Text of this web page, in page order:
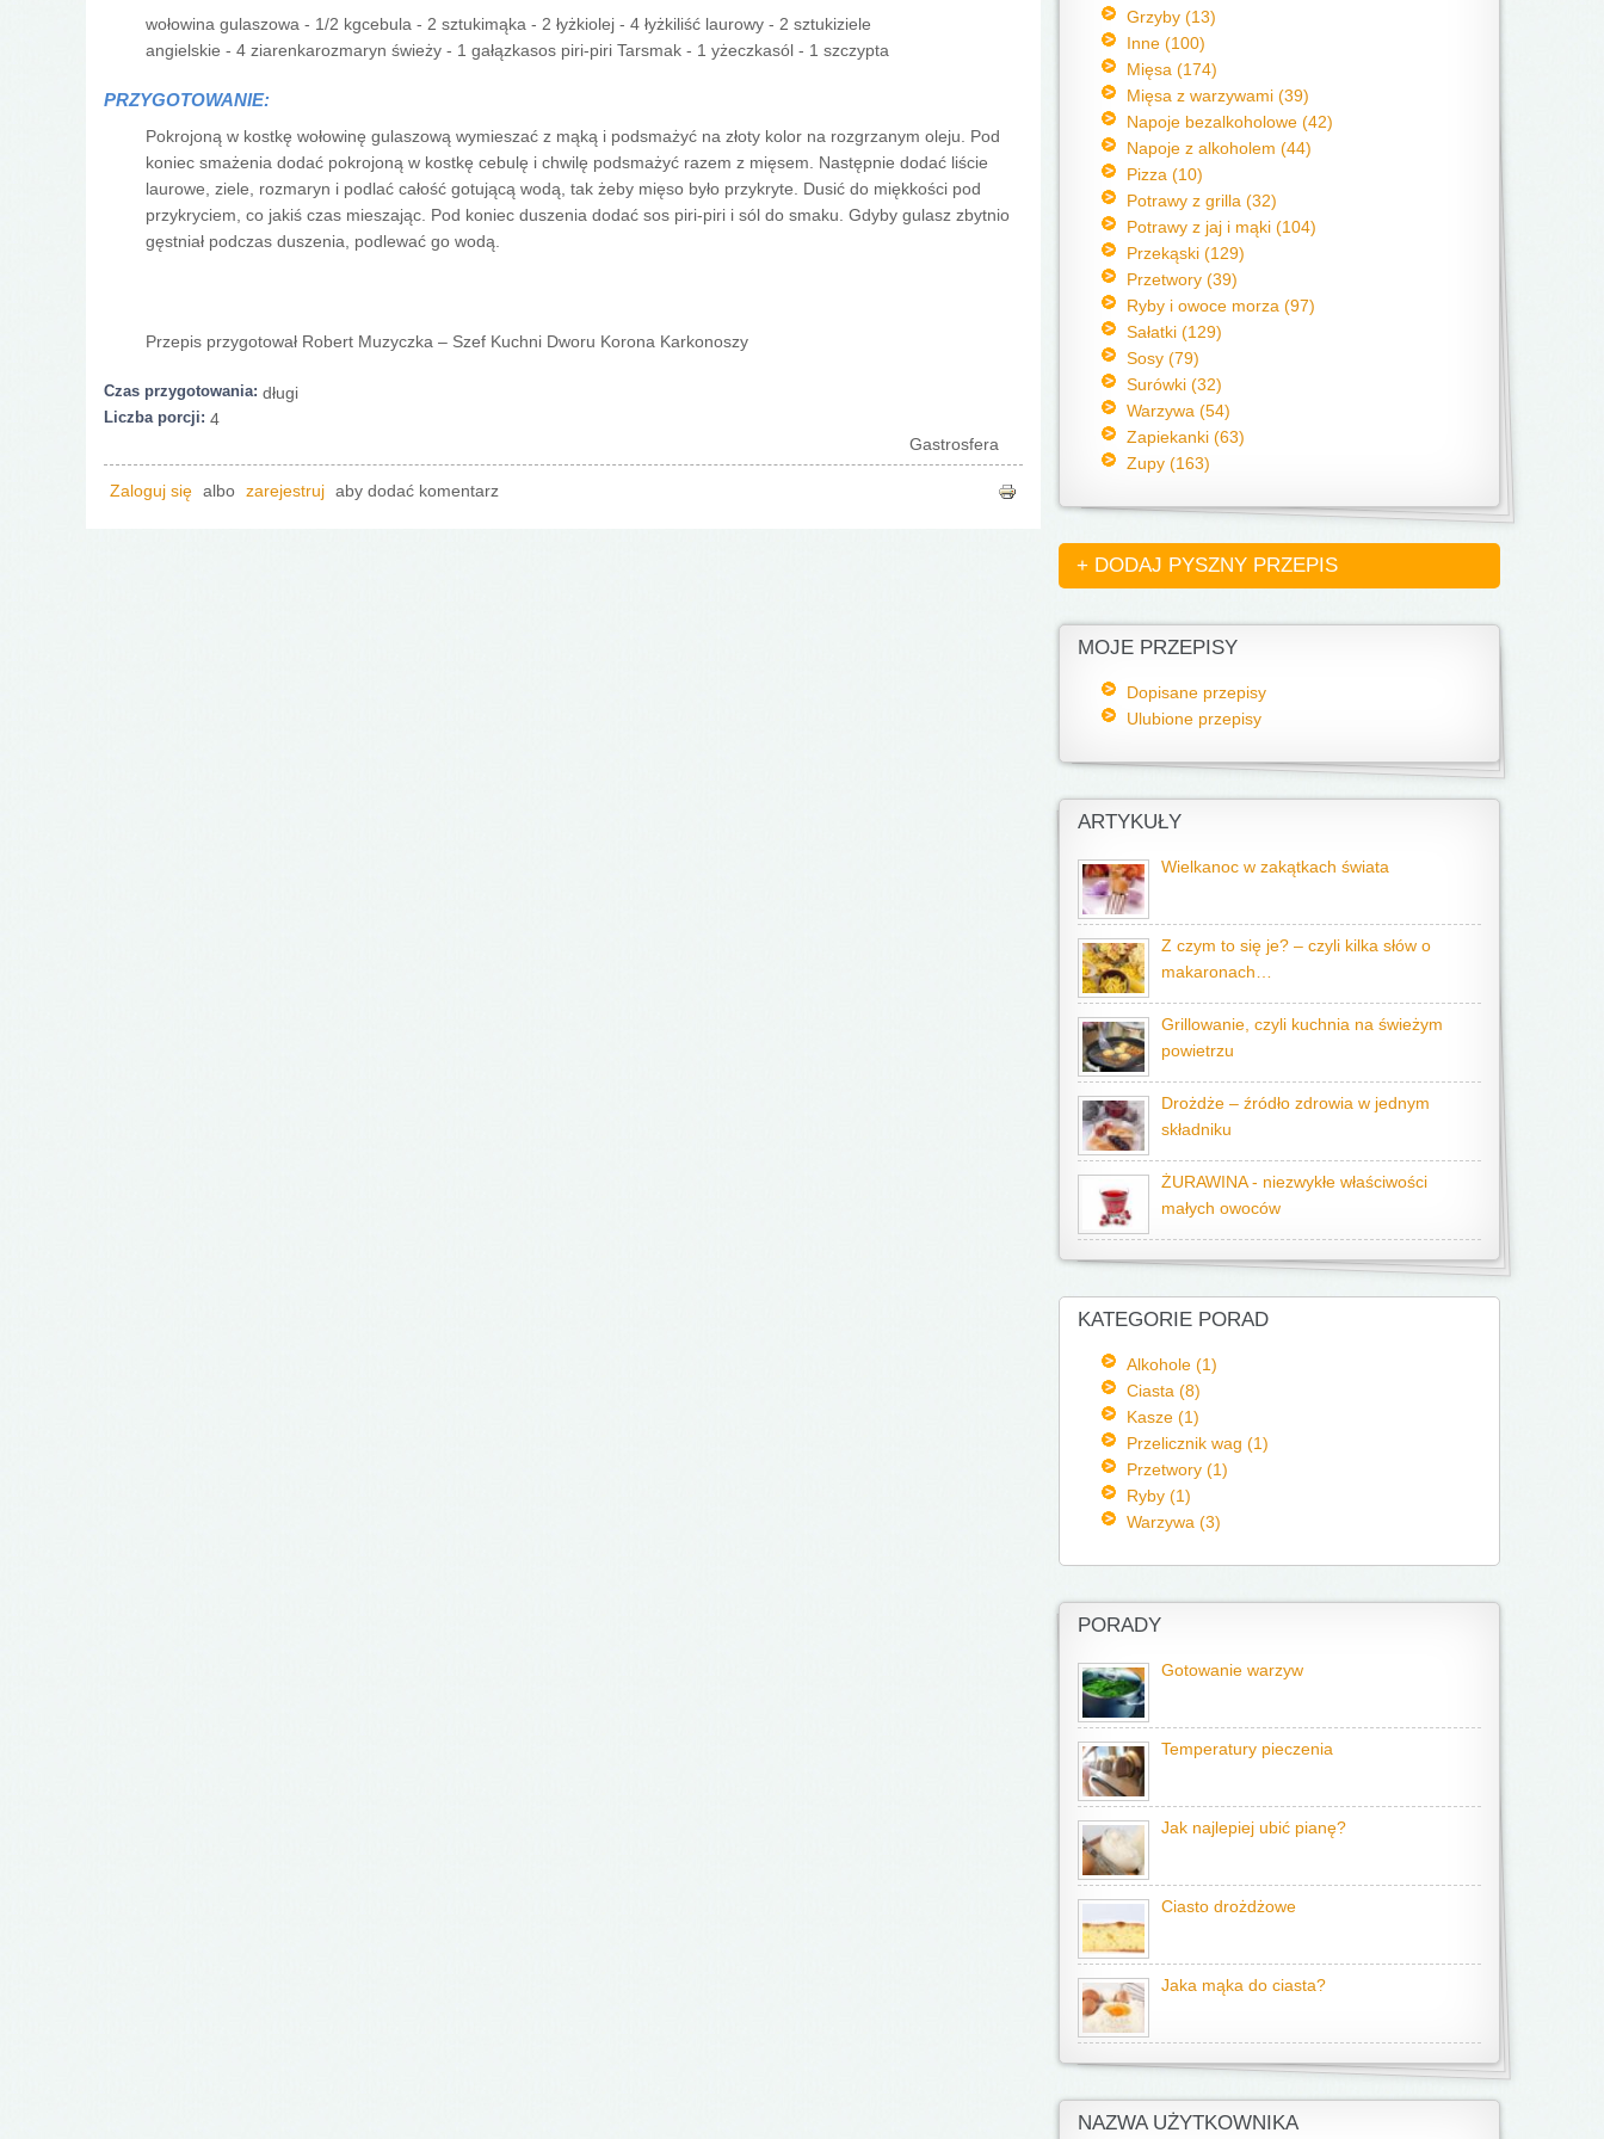
wołowina gulaszowa - 1/2 kgcebula - 2 sztukimąka - 2 łyżkiolej - 4 łyżkiliść laurowy - 2 sztukiziele
angielskie - 4 ziarenkarozmaryn świeży - 1 gałązkasos piri-piri Tarsmak - 1 yżeczkasól - 1 szczypta
PRZYGOTOWANIE:
Pokrojoną w kostkę wołowinę gulaszową wymieszać z mąką i podsmażyć na złoty kolor na rozgrzanym oleju. Pod
koniec smażenia dodać pokrojoną w kostkę cebulę i chwilę podsmażyć razem z mięsem. Następnie dodać liście
laurowe, ziele, rozmaryn i podlać całość gotującą wodą, tak żeby mięso było przykryte. Dusić do miękkości pod
przykryciem, co jakiś czas mieszając. Pod koniec duszenia dodać sos piri-piri i sól do smaku. Gdyby gulasz zbytnio
gęstniał podczas duszenia, podlewać go wodą.
Przepis przygotował Robert Muzyczka – Szef Kuchni Dworu Korona Karkonoszy
Czas przygotowania: długi
Liczba porcji: 4
Gastrosfera
Zaloguj się albo zarejestruj aby dodać komentarz
Grzyby (13)
Inne (100)
Mięsa (174)
Mięsa z warzywami (39)
Napoje bezalkoholowe (42)
Napoje z alkoholem (44)
Pizza (10)
Potrawy z grilla (32)
Potrawy z jaj i mąki (104)
Przekąski (129)
Przetwory (39)
Ryby i owoce morza (97)
Sałatki (129)
Sosy (79)
Surówki (32)
Warzywa (54)
Zapiekanki (63)
Zupy (163)
+ DODAJ PYSZNY PRZEPIS
MOJE PRZEPISY
Dopisane przepisy
Ulubione przepisy
ARTYKUŁY
Wielkanoc w zakątkach świata
Z czym to się je? – czyli kilka słów o
makaronach…
Grillowanie, czyli kuchnia na świeżym
powietrzu
Drożdże – źródło zdrowia w jednym
składniku
ŻURAWINA - niezwykłe właściwości
małych owoców
KATEGORIE PORAD
Alkohole (1)
Ciasta (8)
Kasze (1)
Przelicznik wag (1)
Przetwory (1)
Ryby (1)
Warzywa (3)
PORADY
Gotowanie warzyw
Temperatury pieczenia
Jak najlepiej ubić pianę?
Ciasto drożdżowe
Jaka mąka do ciasta?
NAZWA UŻYTKOWNIKA